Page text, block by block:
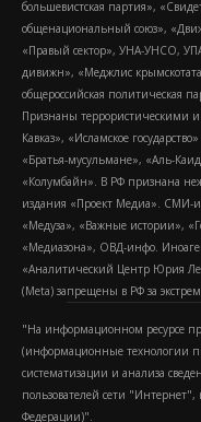
большевистская партия»,
общенациональный союз»,
«Правый сектор», УНА-УНСО,
дивижн», «Меджлис
общероссийская политическая
Признаны террористическими
Кавказ», «Исламское
«Братья-мусульмане», «Аль-
«Колумбайн». В РФ признана
издания «Проект Медиа». СМИ-
«Медуза», «Важные истории»,
«Медиазона», ОВД-инфо.
«Аналитический Центр Юрия
(Metа) запрещены в РФ за
"На информационном ресурсе
(информационные технологии
систематизации и анализа
пользователей сети
Федерации)".